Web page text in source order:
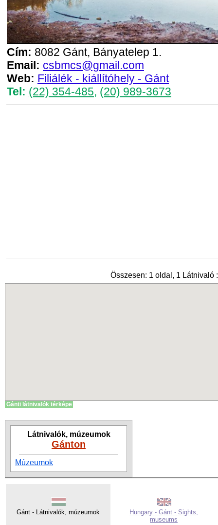
Cím: 8082 Gánt, Bányatelep 1.
Email: csbmcs@gmail.com
Web: Filiálék - kiállítóhely - Gánt
Tel: (22) 354-485, (20) 989-3673
Összesen: 1 oldal, 1 Látnivaló :
Gánti látnivalók térképe
Látnivalók, múzeumok
Gánton
Múzeumok
Gánt - Látnivalók, múzeumok
Hungary - Gánt - Sights,
museums